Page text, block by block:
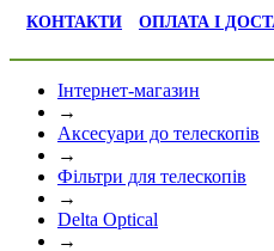
КОНТАКТИ ОПЛАТА І
Інтернет-магазин
→
Аксесуари до телескопів
→
Фільтри для телескопів
→
Delta Optical
→